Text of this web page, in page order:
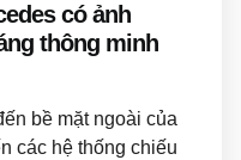
có ảnh
thông minh
bề mặt ngoài của
các hệ thống chiếu